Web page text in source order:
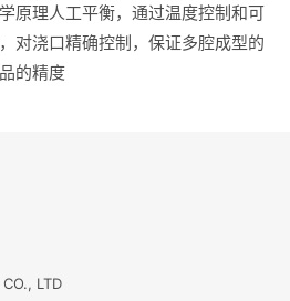
原理人工平衡，通过温度控制和可
对浇口精确控制，保证多腔成型的
的精度
LTD